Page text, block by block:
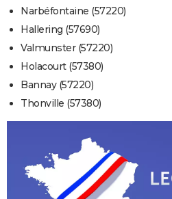
Narbéfontaine (57220)
Hallering (57690)
Valmunster (57220)
Holacourt (57380)
Bannay (57220)
Thonville (57380)